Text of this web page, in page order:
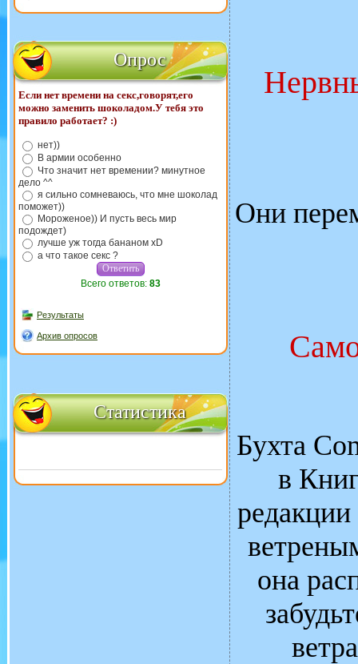
Опрос
Если нет времени на секс,говорят,его
можно заменить шоколадом.У тебя это
правило работает? :)
нет))
В армии особенно
Что значит нет времении? минутное
дело ^^
я сильно сомневаюсь, что мне шоколад
поможет))
Мороженое)) И пусть весь мир
подождет)
лучше уж тогда бананом xD
а что такое секс ?
Всего ответов: 83
Результаты
Архив опросов
Статистика
Они
Бухта
в
она